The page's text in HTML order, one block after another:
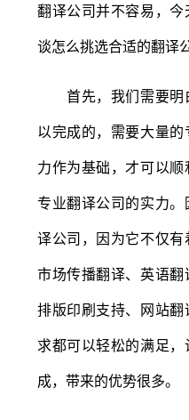
翻译公司并不容易，
谈怎么挑选合适的翻译
首先，我们需要明
以完成的，需要大量
力作为基础，才可以
专业翻译公司的实力
译公司，因为它不仅
市场传播翻译、英语翻
排版印刷支持、网站
求都可以轻松的满足
成，带来的优势很多。